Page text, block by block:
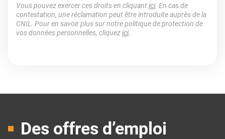
Vous pouvez exercer ces droits en cliquantici. En cas de
contestation, une réclamation peut être introduite auprès de la
CNIL. Pour en savoir plus sur notre politique de protection de
vos données personnelles, cliquezici.
Des offres d’emploi